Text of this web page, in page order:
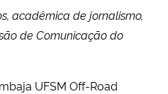
acadêmica de jornalismo,
de Comunicação do
UFSM Off-Road